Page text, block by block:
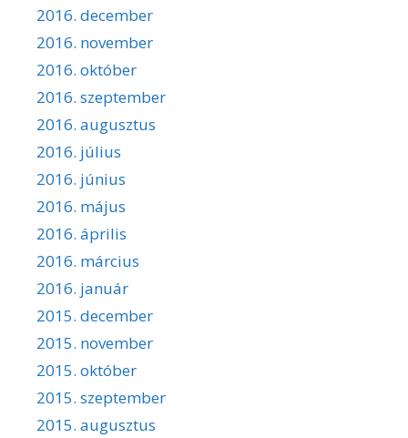
2016. december
2016. november
2016. október
2016. szeptember
2016. augusztus
2016. július
2016. június
2016. május
2016. április
2016. március
2016. január
2015. december
2015. november
2015. október
2015. szeptember
2015. augusztus